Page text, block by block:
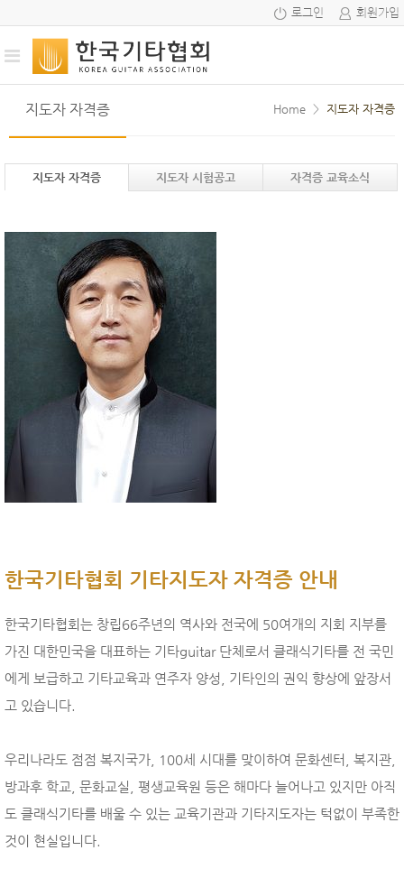
로그인 회원가입
지도자 자격증 Home > 지도자 자격증
지도자 자격증 지도자 시험공고 자격증 교육소식
한국기타협회 기타지도자 자격증 안내
한국기타협회는 창립66주년의 역사와 전국에 50여개의 지회 지부를
가진 대한민국을 대표하는 기타guitar 단체로서 클래식기타를 전 국민
에게 보급하고 기타교육과 연주자 양성, 기타인의 권익 향상에 앞장서
고 있습니다.
우리나라도 점점 복지국가, 100세 시대를 맞이하여 문화센터, 복지관,
방과후 학교, 문화교실, 평생교육원 등은 해마다 늘어나고 있지만 아직
도 클래식기타를 배울 수 있는 교육기관과 기타지도자는 턱없이 부족한
것이 현실입니다.